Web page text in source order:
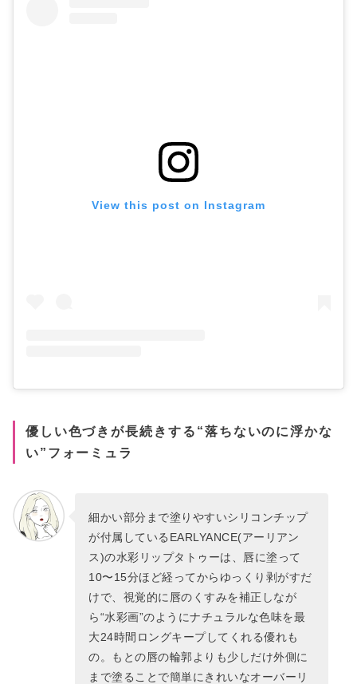
View this post on Instagram
優しい色づきが長続きする“落ちないのに浮かな
い”フォーミュラ
細かい部分まで塗りやすいシリコンチップ
が付属しているEARLYANCE(アーリアン
ス)の水彩リップタトゥーは、唇に塗って
10〜15分ほど経ってからゆっくり剥がすだ
けで、視覚的に唇のくすみを補正しなが
ら“水彩画”のようにナチュラルな色味を最
大24時間ロングキープしてくれる優れも
の。もとの唇の輪郭よりも少しだけ外側に
まで塗ることで簡単にきれいなオーバーリ